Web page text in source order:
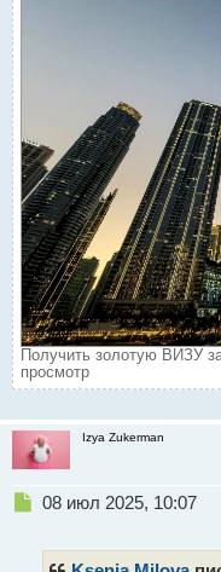
Получить золотую ВИЗУ
просмотр
Izya Zukerman
Н
08 июл 2025, 10:07